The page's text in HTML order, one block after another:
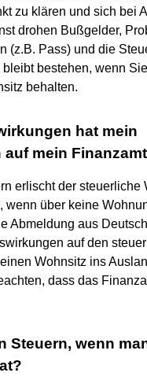
zu klären und sich bei
drohen Bußgelder,
(z.B. Pass) und die
bestehen, wenn
behalten.
hat mein
mein
erlischt der steuerliche
wenn über keine
Abmeldung aus
auf den
Wohnsitz ins
dass das
Steuern, wenn